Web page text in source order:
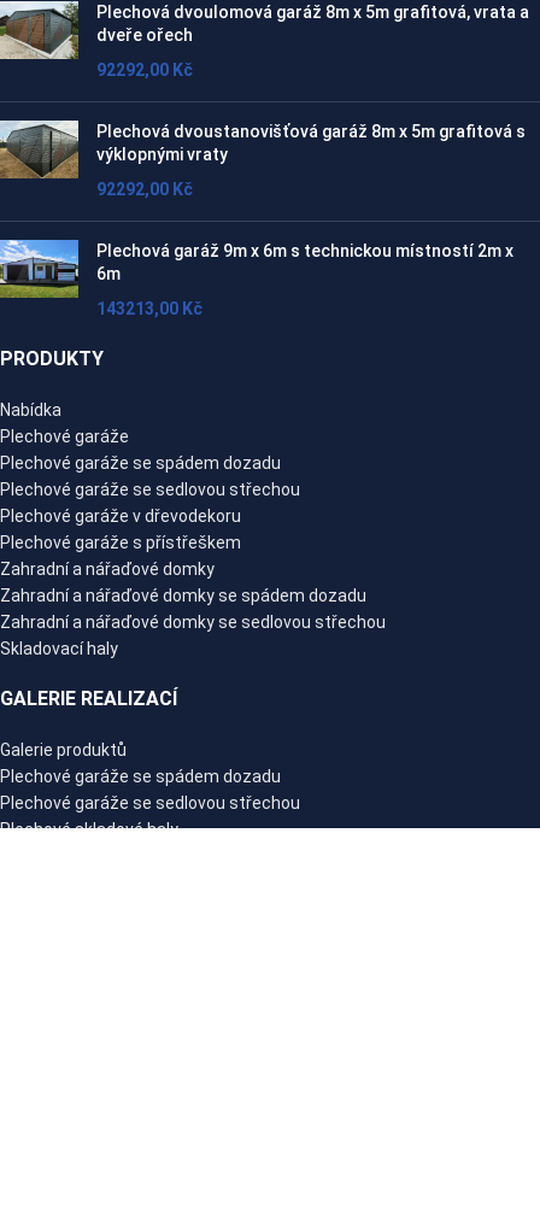
Plechová dvoulomová garáž 8m x 5m grafitová, vrata a
dveře ořech
92292,00 Kč
Plechová dvoustanovišťová garáž 8m x 5m grafitová s
výklopnými vraty
92292,00 Kč
Plechová garáž 9m x 6m s technickou místností 2m x
6m
143213,00 Kč
PRODUKTY
Nabídka
Plechové garáže
Plechové garáže se spádem dozadu
Plechové garáže se sedlovou střechou
Plechové garáže v dřevodekoru
Plechové garáže s přístřeškem
Zahradní a nářaďové domky
Zahradní a nářaďové domky se spádem dozadu
Zahradní a nářaďové domky se sedlovou střechou
Skladovací haly
GALERIE REALIZACÍ
Galerie produktů
Plechové garáže se spádem dozadu
Plechové garáže se sedlovou střechou
Plechové skladové haly